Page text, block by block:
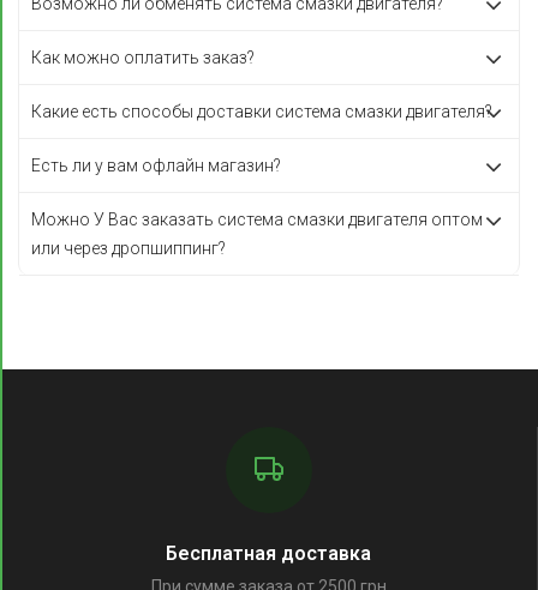
Как можно оплатить заказ?
Какие есть способы доставки система смазки двигателя?
Есть ли у вам офлайн магазин?
Можно У Вас заказать система смазки двигателя оптом
или через дропшиппинг?
Бесплатная доставка